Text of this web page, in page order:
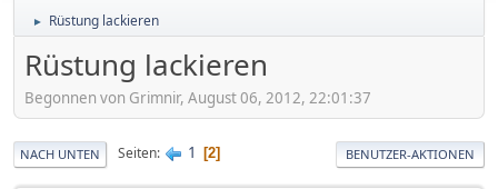
► Rüstung lackieren
Rüstung lackieren
Begonnen von Grimnir, August 06, 2012, 22:01:37
NACH UNTEN Seiten 1 2 BENUTZER-AKTIONEN